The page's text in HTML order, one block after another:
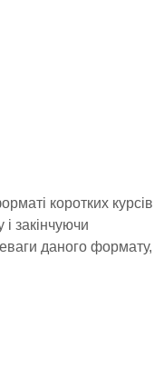
коротких курсів
закінчуючи
даного формату,